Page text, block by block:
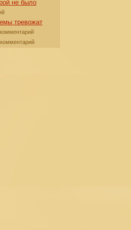
не было
тревожат